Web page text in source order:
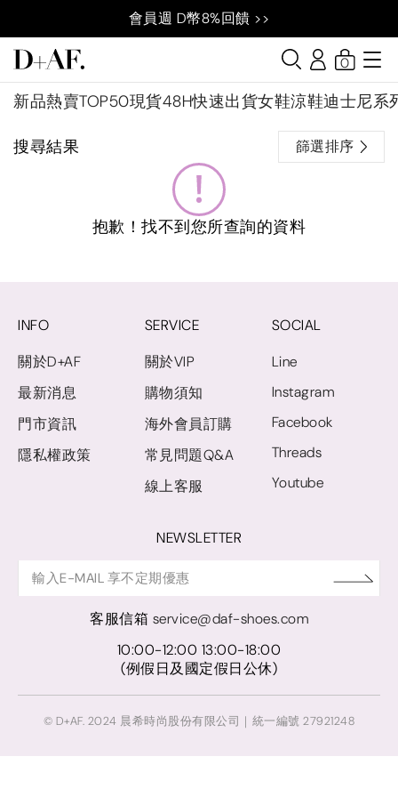
會員週 D幣8%回饋 >>
新品熱賣TOP50現貨48H快速出貨女鞋涼鞋迪士尼系
0
搜尋結果 篩選排序
抱歉！找不到您所查詢的資料
INFO
關於D+AF
最新消息
門市資訊
隱私權政策
SERVICE
關於VIP
購物須知
海外會員訂購
常見問題Q&A
線上客服
SOCIAL
Line
Instagram
Facebook
Threads
Youtube
NEWSLETTER
客服信箱 service@daf-shoes.com
10:00-12:00 13:00-18:00
(例假日及國定假日公休)
© D+AF. 2024 晨希時尚股份有限公司｜統一編號 27921248